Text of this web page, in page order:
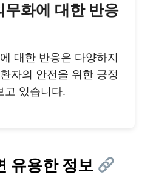
화에 대한 반응
대한 반응은 다양하지
자의 안전을 위한 긍정
고 있습니다.
유용한 정보